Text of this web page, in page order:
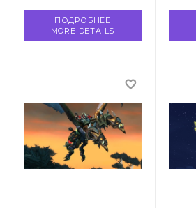
ПОДРОБНЕЕ
MORE DETAILS
favorite_border